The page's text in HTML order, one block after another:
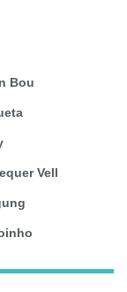
Bou
Vell